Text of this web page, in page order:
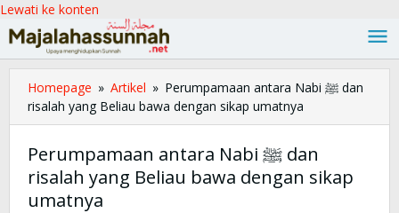
Lewati ke konten
Homepage » Artikel » Perumpamaan antara Nabi ﷺ dan
risalah yang Beliau bawa dengan sikap umatnya
Perumpamaan antara Nabi ﷺ dan
risalah yang Beliau bawa dengan sikap
umatnya